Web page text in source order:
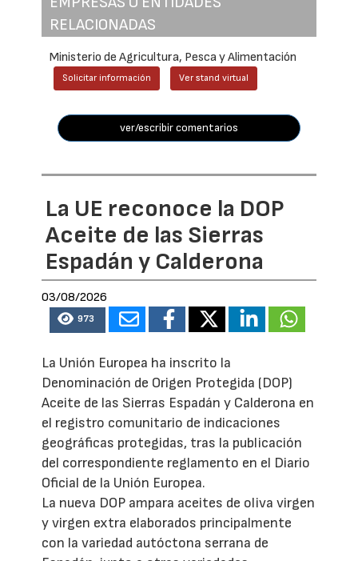
RELACIONADAS
Ministerio de Agricultura, Pesca y Alimentación
Solicitar información Ver stand virtual
ver/escribir comentarios
La UE reconoce la DOP
Aceite de las Sierras
Espadán y Calderona
03/08/2026
973
La Unión Europea ha inscrito la
Denominación de Origen Protegida (DOP)
Aceite de las Sierras Espadán y Calderona en
el registro comunitario de indicaciones
geográficas protegidas, tras la publicación
del correspondiente reglamento en el Diario
Oficial de la Unión Europea.
La nueva DOP ampara aceites de oliva virgen
y virgen extra elaborados principalmente
con la variedad autóctona serrana de